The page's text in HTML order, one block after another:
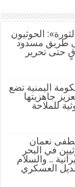
الحوثيون
طريق مسدود
حتى تحرير
اليمنية تضع
جاهزيتها
للملاحة
نعمان
في البحر
.. والسلام
العسكري